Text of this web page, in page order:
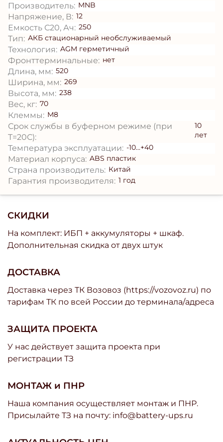
СКИДКИ
На комплект: ИБП + аккумуляторы + шкаф.
Дополнительная скидка от двух штук
ДОСТАВКА
Доставка через ТК Возовоз (https://vozovoz.ru) по
тарифам ТК по всей России до терминала/адреса
ЗАЩИТА ПРОЕКТА
У нас действует защита проекта при
регистрации ТЗ
МОНТАЖ и ПНР
Наша компания осуществляет монтаж и ПНР.
Присылайте ТЗ на почту: info@battery-ups.ru
Производитель: MNB
Напряжение, В: 12
Емкость С20, Ач: 250
Тип: АКБ стационарный необслуживаемый
Технология: AGM герметичный
Фронттерминальные: нет
Длина, мм: 520
Ширина, мм: 269
Высота, мм: 238
Вес, кг: 70
Клеммы: М8
Срок службы в буферном режиме (при
T=20С):
10
лет
Температура эксплуатации: -10...+40
Материал корпуса: ABS пластик
Страна производитель: Китай
Гарантия производителя: 1 год